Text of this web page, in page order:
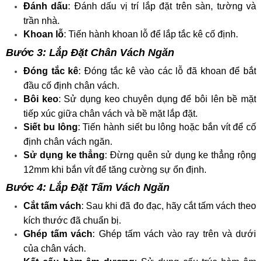
Đánh dấu: Đánh dấu vị trí lắp đặt trên sàn, tường và
trần nhà.
Khoan lỗ: Tiến hành khoan lỗ để lắp tắc kê cố định.
Bước 3: Lắp Đặt Chân Vách Ngăn
Đóng tắc kê: Đóng tắc kê vào các lỗ đã khoan để bắt
đầu cố định chân vách.
Bôi keo: Sử dụng keo chuyên dụng để bôi lên bề mặt
tiếp xúc giữa chân vách và bề mặt lắp đặt.
Siết bu lông: Tiến hành siết bu lông hoặc bắn vít để cố
định chân vách ngăn.
Sử dụng ke thẳng: Đừng quên sử dụng ke thẳng rộng
12mm khi bắn vít để tăng cường sự ổn định.
Bước 4: Lắp Đặt Tấm Vách Ngăn
Cắt tấm vách: Sau khi đã đo đạc, hãy cắt tấm vách theo
kích thước đã chuẩn bị.
Ghép tấm vách: Ghép tấm vách vào ray trên và dưới
của chân vách.